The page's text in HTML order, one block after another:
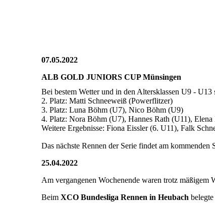
07.05.2022
ALB GOLD JUNIORS CUP Münsingen
Bei bestem Wetter und in den Altersklassen U9 -
2. Platz: Matti Schneeweiß (Powerflitzer)
3. Platz: Luna Böhm (U7), Nico Böhm (U9)
4. Platz: Nora Böhm (U7), Hannes Rath (U11), Elena
Weitere Ergebnisse: Fiona Eissler (6. U11), Falk
Das nächste Rennen der Serie findet am
25.04.2022
Am vergangenen Wochenende waren trotz
Beim XCO Bundesliga Rennen in Heubach